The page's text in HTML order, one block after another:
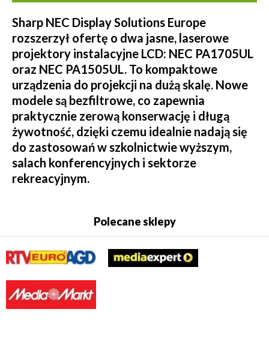
Sharp NEC Display Solutions Europe
rozszerzył ofertę o dwa jasne, laserowe
projektory instalacyjne LCD: NEC PA1705UL
oraz NEC PA1505UL. To kompaktowe
urządzenia do projekcji na dużą skalę. Nowe
modele są bezfiltrowe, co zapewnia
praktycznie zerową konserwację i długą
żywotność, dzięki czemu idealnie nadają się
do zastosowań w szkolnictwie wyższym,
salach konferencyjnych i sektorze
rekreacyjnym.
Polecane sklepy